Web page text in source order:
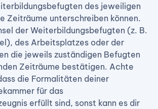
des jeweiligen
Zeiträume unterschreiben können.
der Weiterbildungsbefugten (z. B.
des Arbeitsplatzes oder der
die jeweils zuständigen Befugten
Zeiträume bestätigen. Achte
die Formalitäten deiner
für das
erfüllt sind, sonst kann es dir